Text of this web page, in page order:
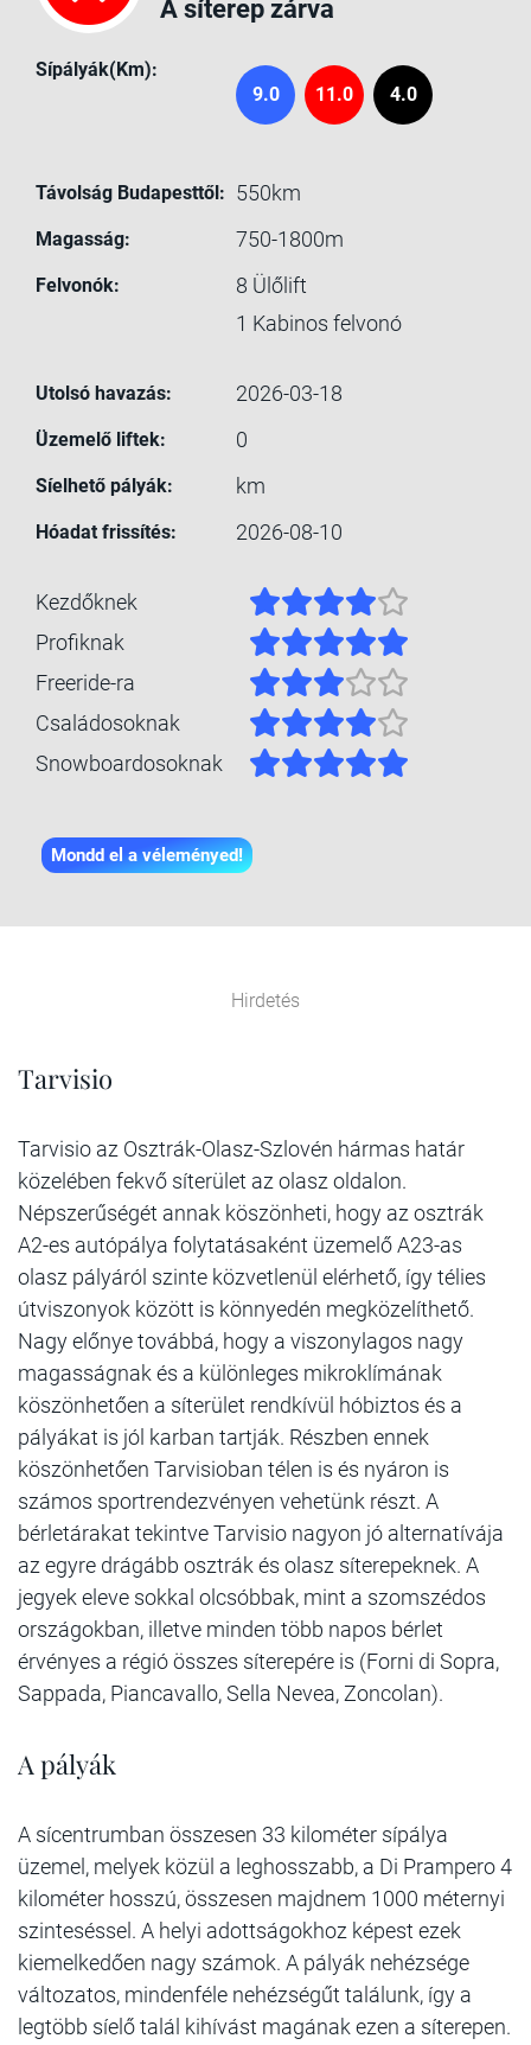
A síterep zárva
Sípályák(Km):
9.0
11.0 4.0
Távolság Budapesttől: 550km
Magasság: 750-1800m
Felvonók: 8 Ülőlift
1 Kabinos felvonó
Utolsó havazás: 2026-03-18
Üzemelő liftek: 0
Síelhető pályák: km
Hóadat frissítés: 2026-08-10
Kezdőknek
Profiknak
Freeride-ra
Családosoknak
Snowboardosoknak
Mondd el a véleményed!
Hirdetés
Tarvisio
Tarvisio az Osztrák-Olasz-Szlovén hármas határ
közelében fekvő síterület az olasz oldalon.
Népszerűségét annak köszönheti, hogy az osztrák
A2-es autópálya folytatásaként üzemelő A23-as
olasz pályáról szinte közvetlenül elérhető, így télies
útviszonyok között is könnyedén megközelíthető.
Nagy előnye továbbá, hogy a viszonylagos nagy
magasságnak és a különleges mikroklímának
köszönhetően a síterület rendkívül hóbiztos és a
pályákat is jól karban tartják. Részben ennek
köszönhetően Tarvisioban télen is és nyáron is
számos sportrendezvényen vehetünk részt. A
bérletárakat tekintve Tarvisio nagyon jó alternatívája
az egyre drágább osztrák és olasz síterepeknek. A
jegyek eleve sokkal olcsóbbak, mint a szomszédos
országokban, illetve minden több napos bérlet
érvényes a régió összes síterepére is (Forni di Sopra,
Sappada, Piancavallo, Sella Nevea, Zoncolan).
A pályák
A sícentrumban összesen 33 kilométer sípálya
üzemel, melyek közül a leghosszabb, a Di Prampero 4
kilométer hosszú, összesen majdnem 1000 méternyi
szinteséssel. A helyi adottságokhoz képest ezek
kiemelkedően nagy számok. A pályák nehézsége
változatos, mindenféle nehézségűt találunk, így a
legtöbb síelő talál kihívást magának ezen a síterepen.